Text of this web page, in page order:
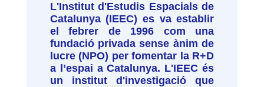
L'Institut d'Estudis Espacials de
Catalunya (IEEC) es va establir
el febrer de 1996 com una
fundació privada sense ànim de
lucre (NPO) per fomentar la R+D
a l’espai a Catalunya. L'IEEC és
un institut d'investigació que